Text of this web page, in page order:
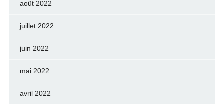
août 2022
juillet 2022
juin 2022
mai 2022
avril 2022